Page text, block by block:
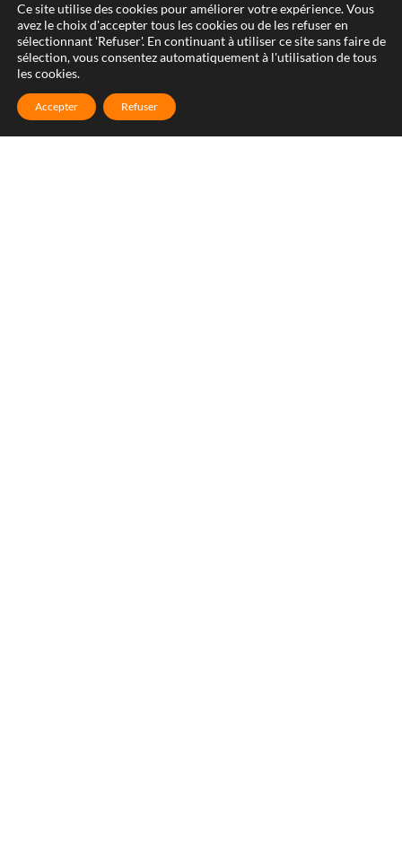
Ce site utilise des cookies pour améliorer votre expérience. Vous
avez le choix d'accepter tous les cookies ou de les refuser en
sélectionnant 'Refuser'. En continuant à utiliser ce site sans faire de
sélection, vous consentez automatiquement à l'utilisation de tous
les cookies.
Accepter Refuser